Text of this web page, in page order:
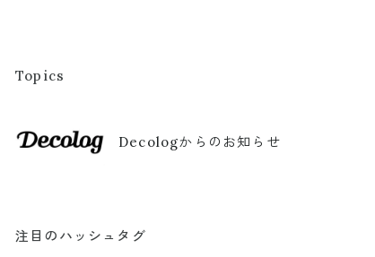
Topics
Decologからのお知らせ
注目のハッシュタグ